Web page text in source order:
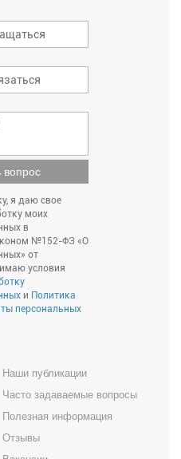
Наши публикации
Часто задаваемые вопросы
Полезная информация
Отзывы
вопрос
я даю свое
моих
в
№152-ФЗ «О
от
условия
и Политика
персональных